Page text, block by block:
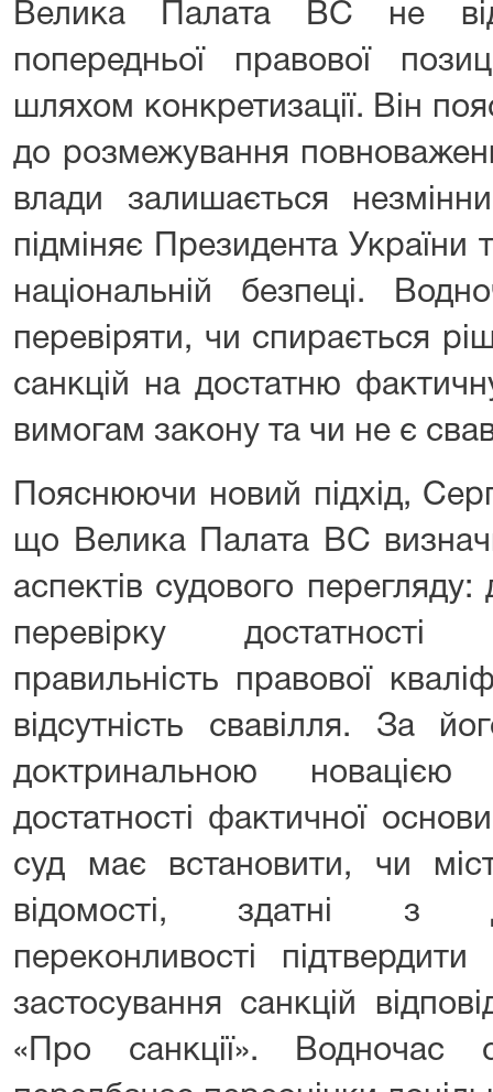
Велика Палата ВС не
попередньої правової
шляхом конкретизації. Він
до розмежування
влади залишається
підміняє Президента України
національній безпеці.
перевіряти, чи спирається
санкцій на достатню
вимогам закону та чи не є
Пояснюючи новий підхід,
що Велика Палата ВС
аспектів судового
перевірку
правильність правової
відсутність свавілля. За
доктринальною
достатності фактичної
суд має встановити, чи
відомості, здатні з
переконливості
застосування санкцій
«Про санкції». Водночас